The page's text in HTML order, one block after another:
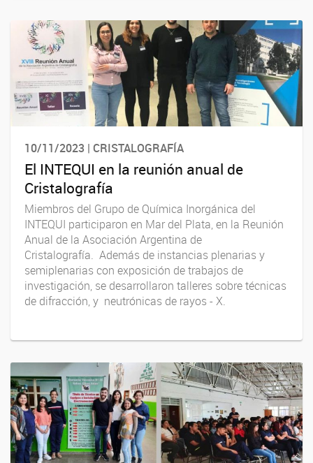
10/11/2023 | CRISTALOGRAFÍA
El INTEQUI en la reunión anual de
Cristalografía
Miembros del Grupo de Química Inorgánica del
INTEQUI participaron en Mar del Plata, en la Reunión
Anual de la Asociación Argentina de
Cristalografía. Además de instancias plenarias y
semiplenarias con exposición de trabajos de
investigación, se desarrollaron talleres sobre técnicas
de difracción, y neutrónicas de rayos - X.